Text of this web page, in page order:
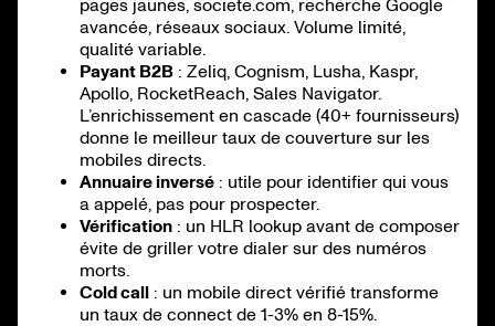
pages jaunes, societe.com, recherche Google
avancée, réseaux sociaux. Volume limité,
qualité variable.
Payant B2B : Zeliq, Cognism, Lusha, Kaspr,
Apollo, RocketReach, Sales Navigator.
L’enrichissement en cascade (40+ fournisseurs)
donne le meilleur taux de couverture sur les
mobiles directs.
Annuaire inversé : utile pour identifier qui vous
a appelé, pas pour prospecter.
Vérification : un HLR lookup avant de composer
évite de griller votre dialer sur des numéros
morts.
Cold call : un mobile direct vérifié transforme
un taux de connect de 1-3% en 8-15%.